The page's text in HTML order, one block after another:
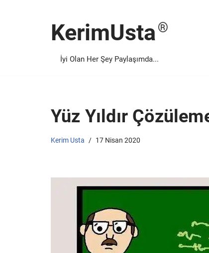
KerimUsta
İyi Olan Her Şey Paylaşımda...
Yüz Yıldır
Kerim Usta 17 Nisan 2020